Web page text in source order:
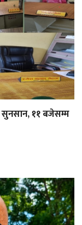
सुनसान, ११ बजेसम्म